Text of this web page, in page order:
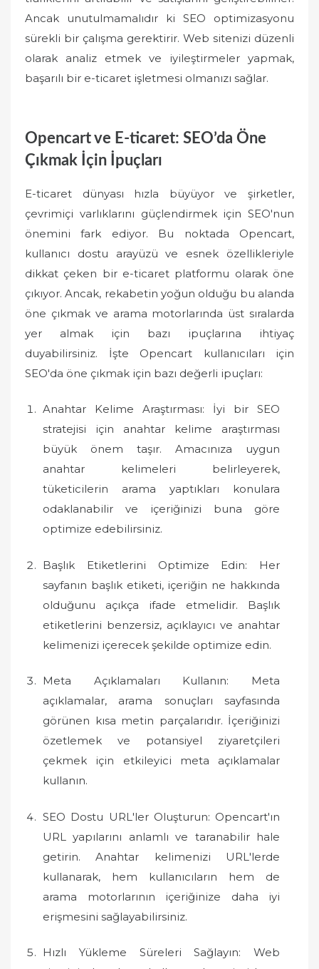
Ancak unutulmamalıdır ki SEO optimizasyonu
sürekli bir çalışma gerektirir. Web sitenizi düzenli
olarak analiz etmek ve iyileştirmeler yapmak,
başarılı bir e-ticaret işletmesi olmanızı sağlar.
Opencart ve E-ticaret: SEO’da Öne
Çıkmak İçin İpuçları
E-ticaret dünyası hızla büyüyor ve şirketler,
çevrimiçi varlıklarını güçlendirmek için SEO'nun
önemini fark ediyor. Bu noktada Opencart,
kullanıcı dostu arayüzü ve esnek özellikleriyle
dikkat çeken bir e-ticaret platformu olarak öne
çıkıyor. Ancak, rekabetin yoğun olduğu bu alanda
öne çıkmak ve arama motorlarında üst sıralarda
yer almak için bazı ipuçlarına ihtiyaç
duyabilirsiniz. İşte Opencart kullanıcıları için
SEO'da öne çıkmak için bazı değerli ipuçları:
Anahtar Kelime Araştırması: İyi bir SEO
stratejisi için anahtar kelime araştırması
büyük önem taşır. Amacınıza uygun
anahtar kelimeleri belirleyerek,
tüketicilerin arama yaptıkları konulara
odaklanabilir ve içeriğinizi buna göre
optimize edebilirsiniz.
Başlık Etiketlerini Optimize Edin: Her
sayfanın başlık etiketi, içeriğin ne hakkında
olduğunu açıkça ifade etmelidir. Başlık
etiketlerini benzersiz, açıklayıcı ve anahtar
kelimenizi içerecek şekilde optimize edin.
Meta Açıklamaları Kullanın: Meta
açıklamalar, arama sonuçları sayfasında
görünen kısa metin parçalarıdır. İçeriğinizi
özetlemek ve potansiyel ziyaretçileri
çekmek için etkileyici meta açıklamalar
kullanın.
SEO Dostu URL'ler Oluşturun: Opencart'ın
URL yapılarını anlamlı ve taranabilir hale
getirin. Anahtar kelimenizi URL'lerde
kullanarak, hem kullanıcıların hem de
arama motorlarının içeriğinize daha iyi
erişmesini sağlayabilirsiniz.
Hızlı Yükleme Süreleri Sağlayın: Web